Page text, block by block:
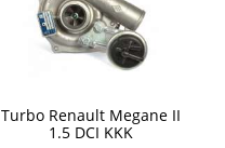
Turbo Renault Megane II
1.5 DCI KKK